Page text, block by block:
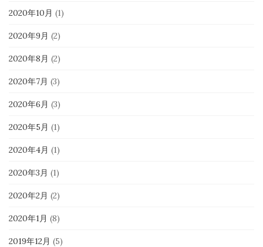
2020年10月 (1)
2020年9月 (2)
2020年8月 (2)
2020年7月 (3)
2020年6月 (3)
2020年5月 (1)
2020年4月 (1)
2020年3月 (1)
2020年2月 (2)
2020年1月 (8)
2019年12月 (5)